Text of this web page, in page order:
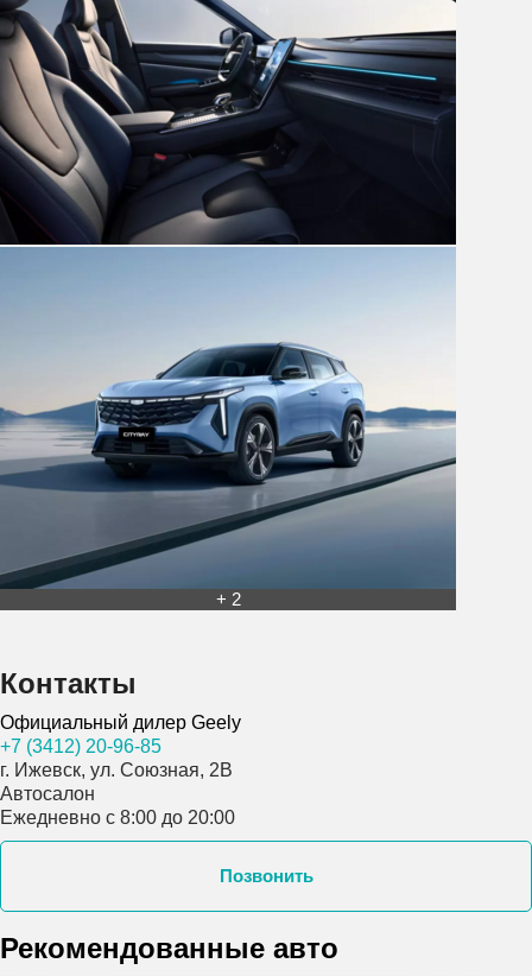
+ 2
Контакты
Официальный дилер Geely
+7 (3412) 20-96-85
г. Ижевск, ул. Союзная, 2В
Автосалон
Ежедневно с 8:00 до 20:00
Позвонить
Рекомендованные авто